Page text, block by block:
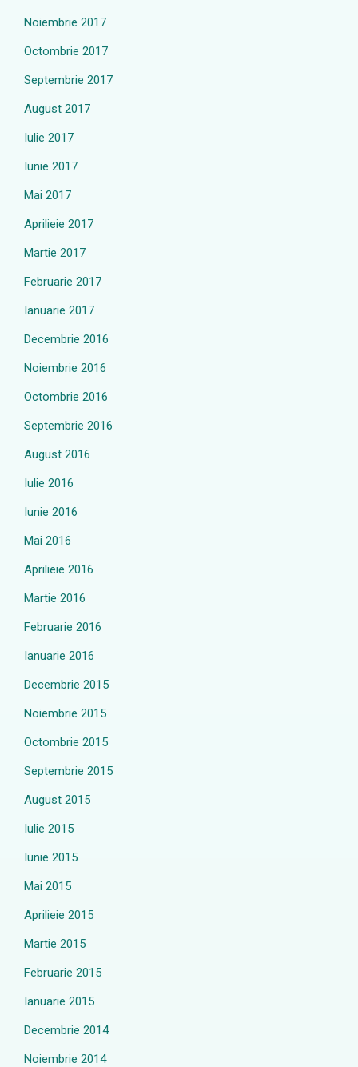
Noiembrie 2017
Octombrie 2017
Septembrie 2017
August 2017
Iulie 2017
Iunie 2017
Mai 2017
Aprilieie 2017
Martie 2017
Februarie 2017
Ianuarie 2017
Decembrie 2016
Noiembrie 2016
Octombrie 2016
Septembrie 2016
August 2016
Iulie 2016
Iunie 2016
Mai 2016
Aprilieie 2016
Martie 2016
Februarie 2016
Ianuarie 2016
Decembrie 2015
Noiembrie 2015
Octombrie 2015
Septembrie 2015
August 2015
Iulie 2015
Iunie 2015
Mai 2015
Aprilieie 2015
Martie 2015
Februarie 2015
Ianuarie 2015
Decembrie 2014
Noiembrie 2014